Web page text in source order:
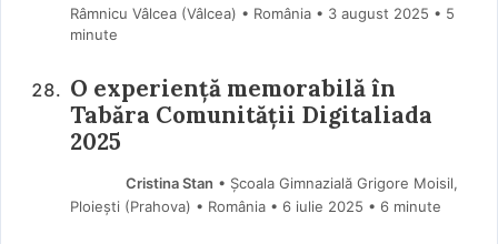
Râmnicu Vâlcea (Vâlcea) • România
3 august 2025 • 5
minute
O experiență memorabilă în
Tabăra Comunității Digitaliada
2025
Cristina Stan • Școala Gimnazială Grigore Moisil,
Ploiești (Prahova) • România
6 iulie 2025 • 6 minute